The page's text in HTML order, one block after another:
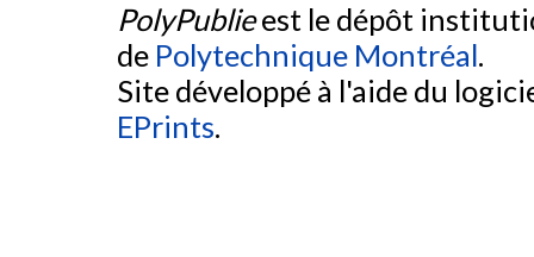
PolyPublieest le dépôt
de Polytechnique Montréal.
Site développé à l'aide du
EPrints.